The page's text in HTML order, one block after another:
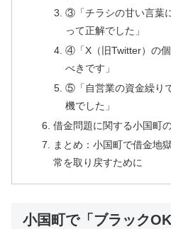
③「チラシの甘い言葉
って正解でした」
④「X（旧Twitter）の
べきです」
⑤「自営業の資金繰り
機でした」
借金問題に関する小国町
まとめ：小国町で借金地
常を取り戻すために
小国町で「ブラック